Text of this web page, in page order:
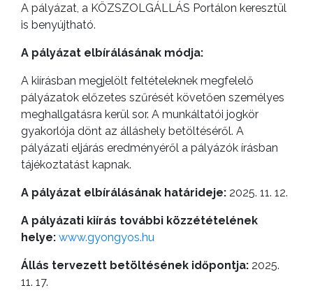
A pályázat, a KÖZSZOLGÁLLÁS Portálon keresztül
is benyújtható.
A pályázat elbírálásának módja:
A kiírásban megjelölt feltételeknek megfelelő
pályázatok előzetes szűrését követően személyes
meghallgatásra kerül sor. A munkáltatói jogkör
gyakorlója dönt az álláshely betöltéséről. A
pályázati eljárás eredményéről a pályázók írásban
tájékoztatást kapnak.
A pályázat elbírálásának határideje: 2025. 11. 12.
A pályázati kiírás további közzétételének
helye: www.gyongyos.hu
Állás tervezett betöltésének időpontja: 2025.
11. 17.